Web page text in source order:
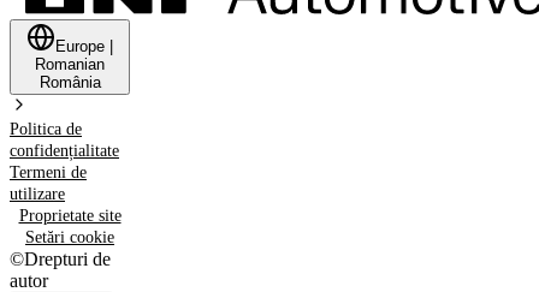
Europe
Romanian
România
Politica de
confidențialitate
Termeni de
utilizare
Proprietate site
Setări cookie
©Drepturi de
autor